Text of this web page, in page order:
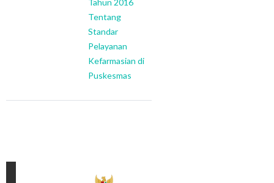
Tahun 2016
Tentang
Standar
Pelayanan
Kefarmasian di
Puskesmas